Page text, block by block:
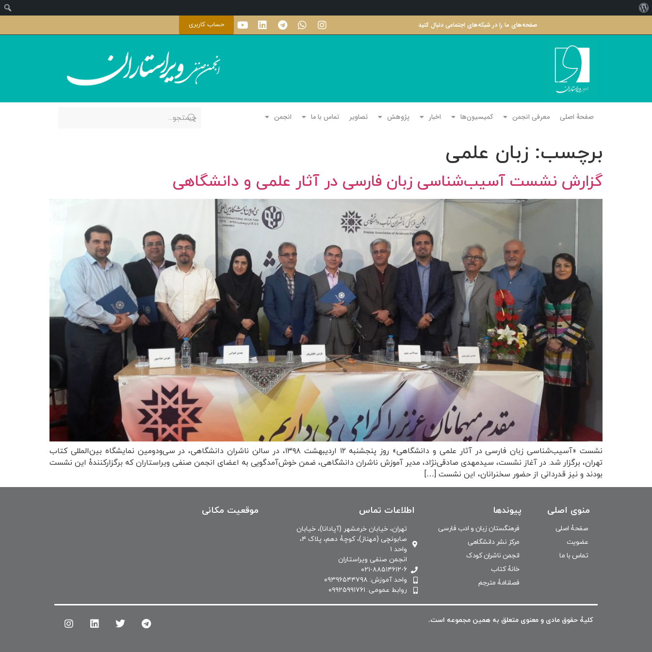
صفحه‌های ما را در شبکه‌های اجتماعی دنبال کنید حساب کاربری
صفحۀ اصلی معرفی انجمن کمیسیون‌ها اخبار پژوهش تصاویر تماس با ما انجمن
برچسب: زبان علمی
گزارش نشست آسیب‌شناسی زبان فارسی در آثار علمی و دانشگاهی
نشست «آسیب‌شناسی زبان فارسی در آثار علمی و دانشگاهی» روز پنجشنبه ۱۲ اردیبهشت ۱۳۹۸، در سالن ناشران دانشگاهی، در سی‌ودومین نمایشگاه بین‌المللی کتاب
تهران، برگزار شد. در آغاز نشست، سیدمهدی صادقی‌نژاد، مدیر آموزش ناشران دانشگاهی، ضمن خوش‌آمدگویی به اعضای انجمن صنفی ویراستاران که برگزارکنندۀ این نشست
بودند و نیز قدردانی از حضور سخنرانان، این نشست […]
منوی اصلی
صفحۀ اصلی
عضویت
تماس با ما
پیوندها
فرهنگستان زبان و ادب فارسی
مرکز نشر دانشگاهی
انجمن ناشران کودک
خانۀ کتاب
فصلنامۀ مترجم
اطلاعات تماس
تهران، خیابان خرمشهر (آپادانا)، خیابان
صابونچی (مهناز)، کوچۀ دهم، پلاک ۴،
واحد ۱
انجمن صنفی ویراستاران
۰۲۱-۸۸۵۱۴۶۱۲-۶
واحد آموزش: ۰۹۳۹۶۵۴۴۷۹۸
روابط عمومی: ۰۹۹۲۵۹۹۱۷۶۱
موقعیت مکانی
کلیۀ حقوق مادی و معنوی متعلق به همین مجموعه است.